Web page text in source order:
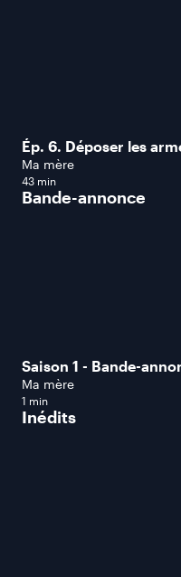
Ép. 6. Déposer les
Ma mère
43 min
Bande-annonce
Saison 1 - Bande-
Ma mère
1 min
Inédits